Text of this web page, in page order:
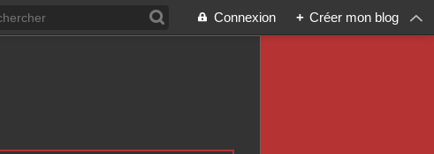
Connexion + Créer mon blog